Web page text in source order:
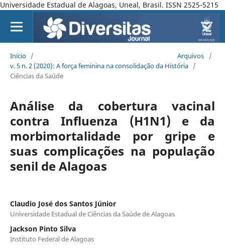
Universidade Estadual de Alagoas, Uneal, Brasil. ISSN 2525-5215
Início / Arquivos
/
v. 5 n. 2 (2020): A força feminina na consolidação da História /
Ciências da Saúde
Análise da cobertura vacinal
contra Influenza (H1N1) e da
morbimortalidade por gripe e
suas complicações na população
senil de Alagoas
Claudio José dos Santos Júnior
Universidade Estadual de Ciências da Saúde de Alagoas
Jackson Pinto Silva
Instituto Federal de Alagoas